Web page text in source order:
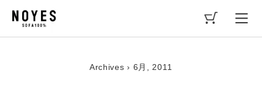
Archives › 6月, 2011